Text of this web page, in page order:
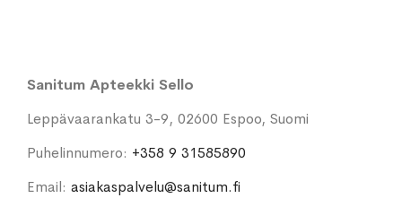
Sanitum Apteekki Sello
Leppävaarankatu 3-9, 02600 Espoo, Suomi
Puhelinnumero: +358 9 31585890
Email: asiakaspalvelu@sanitum.fi